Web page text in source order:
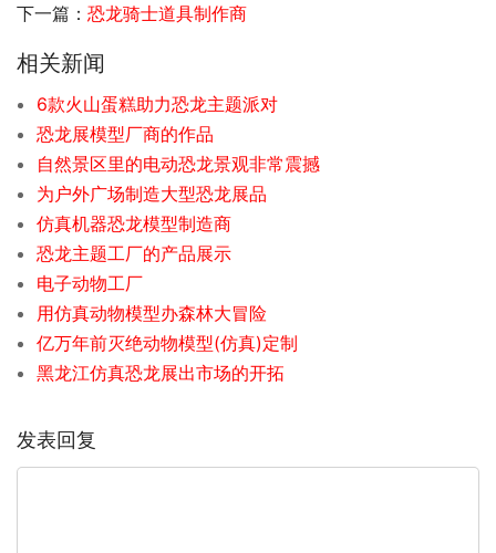
下一篇： 恐龙骑士道具制作商
相关新闻
6款火山蛋糕助力恐龙主题派对
恐龙展模型厂商的作品
自然景区里的电动恐龙景观非常震撼
为户外广场制造大型恐龙展品
仿真机器恐龙模型制造商
恐龙主题工厂的产品展示
电子动物工厂
用仿真动物模型办森林大冒险
亿万年前灭绝动物模型(仿真)定制
黑龙江仿真恐龙展出市场的开拓
发表回复